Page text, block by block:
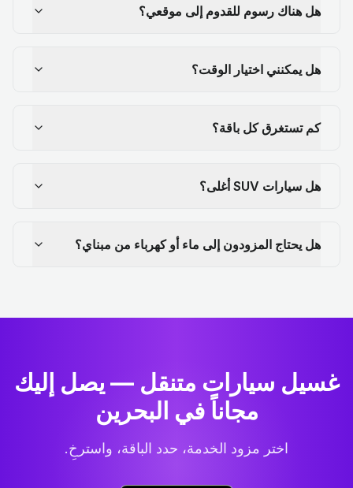
هل هناك رسوم للقدوم إلى موقعي؟
هل يمكنني اختيار الوقت؟
كم تستغرق كل باقة؟
هل سيارات SUV أغلى؟
هل يحتاج المزودون إلى ماء أو كهرباء من مبناي؟
غسيل سيارات متنقل — يصل إليك
مجاناً في البحرين
اختر مزود الخدمة، حدد الباقة، واسترخِ.